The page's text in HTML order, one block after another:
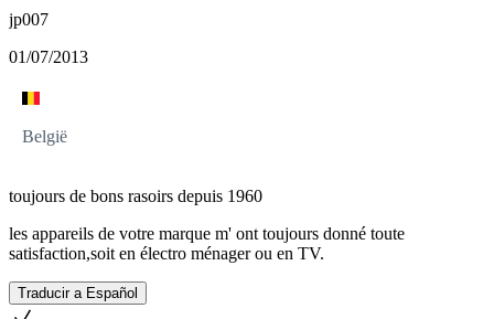
jp007
01/07/2013
België
toujours de bons rasoirs depuis 1960
les appareils de votre marque m' ont toujours donné toute
satisfaction,soit en électro ménager ou en TV.
Traducir a Español